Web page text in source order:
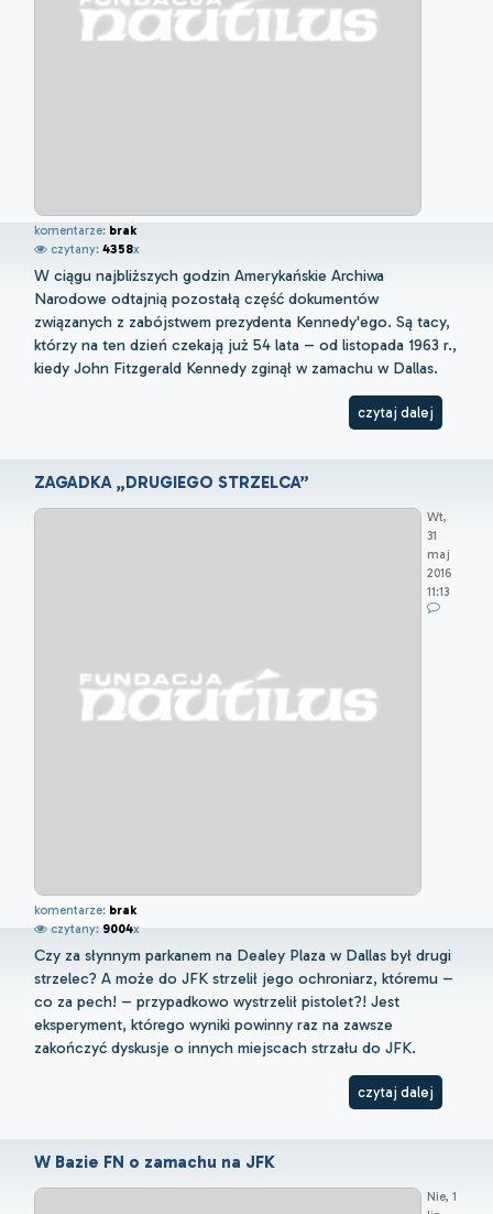
komentarze: brak
czytany: 4358x
W ciągu najbliższych godzin Amerykańskie Archiwa
Narodowe odtajnią pozostałą część dokumentów
związanych z zabójstwem prezydenta Kennedy'ego. Są tacy,
którzy na ten dzień czekają już 54 lata – od listopada 1963 r.,
kiedy John Fitzgerald Kennedy zginął w zamachu w Dallas.
czytaj dalej
ZAGADKA „DRUGIEGO STRZELCA”
Wt,
31
maj
2016
11:13
komentarze: brak
czytany: 9004x
Czy za słynnym parkanem na Dealey Plaza w Dallas był drugi
strzelec? A może do JFK strzelił jego ochroniarz, któremu –
co za pech! – przypadkowo wystrzelił pistolet?! Jest
eksperyment, którego wyniki powinny raz na zawsze
zakończyć dyskusje o innych miejscach strzału do JFK.
czytaj dalej
W Bazie FN o zamachu na JFK
Nie, 1